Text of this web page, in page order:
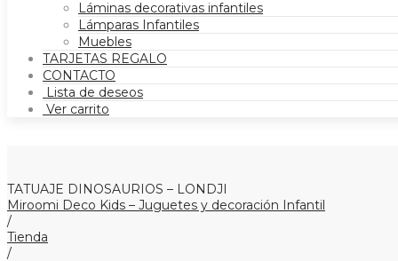
Láminas decorativas infantiles
Lámparas Infantiles
Muebles
TARJETAS REGALO
CONTACTO
Lista de deseos
Ver carrito
TATUAJE DINOSAURIOS – LONDJI
Miroomi Deco Kids – Juguetes y decoración Infantil
/
Tienda
/